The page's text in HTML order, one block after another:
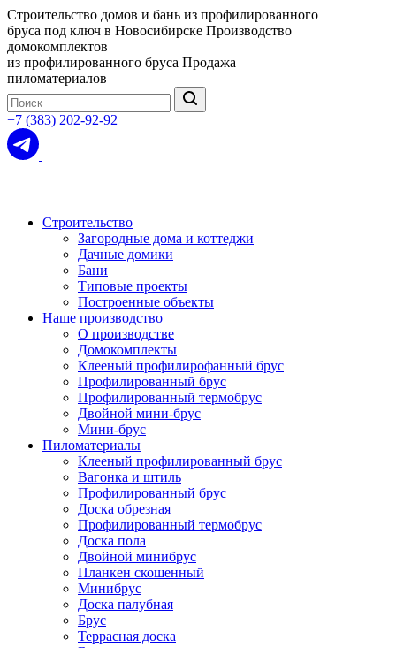
Строительство домов и бань из профилированного
бруса под ключ в Новосибирске Производство
домокомплектов
из профилированного бруса Продажа
пиломатериалов
+7 (383) 202-92-92
Строительство
Загородные дома и коттеджи
Дачные домики
Бани
Типовые проекты
Построенные объекты
Наше производство
О производстве
Домокомплекты
Клееный профилирофанный брус
Профилированный брус
Профилированный термобрус
Двойной мини-брус
Мини-брус
Пиломатериалы
Клееный профилированный брус
Вагонка и штиль
Профилированный брус
Доска обрезная
Профилированный термобрус
Доска пола
Двойной минибрус
Планкен скошенный
Минибрус
Доска палубная
Брус
Террасная доска